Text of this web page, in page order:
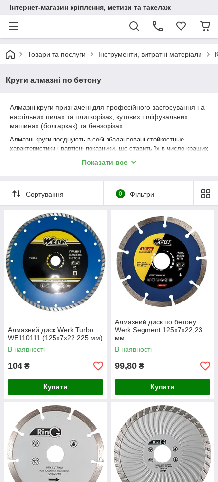
Інтернет-магазин кріплення, метизи та такелаж
Товари та послуги Інструменти, витратні матеріали
Круги алмазні по бетону
Алмазні круги призначені для професійного застосування на
настільних пилах та плиткорізах, кутових шліфувальних
машинах (болгарках) та бензорізах.
Алмазні круги поєднують в собі збалансовані стойкостные
характеристики і вартісні показники, що ставить їх в число кращих
необхідно обробляти. Якщо необхідно обробляти м'які
матеріали, то краще застосовувати алмазні кола без зубів
для уникнення ушкоджень, а в інших випадках розмір зубів
буде впливати на швидкість і чистоту обробки.
Показати все
Сортування 0 Фільтри
Алмазний диск Werk Turbo
WE110111 (125x7x22.225 мм)
В наявності
104 ₴
Купити
Алмазний диск по бетону
Werk Segment 125х7х22,23
мм
В наявності
99,80 ₴
Купити